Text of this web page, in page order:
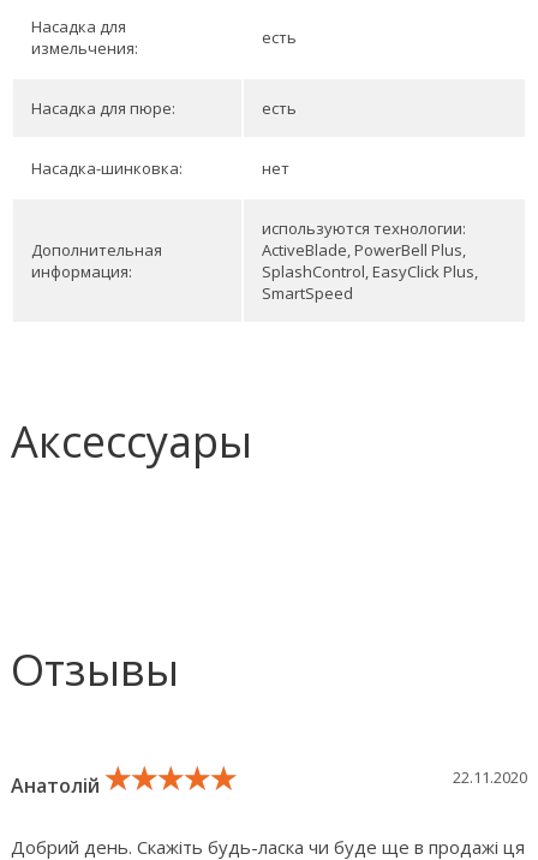
Насадка для
измельчения:
есть
Насадка для пюре: есть
Насадка-шинковка: нет
Дополнительная
информация:
используются технологии:
ActiveBlade, PowerBell Plus,
SplashControl, EasyClick Plus,
SmartSpeed
Аксессуары
Отзывы
Анатолій ★★★★★
★★★★★
★★★★★ 22.11.2020
Добрий день. Скажіть будь-ласка чи буде ще в продажі ця